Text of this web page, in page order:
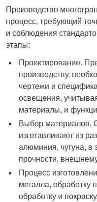
Производство
процесс, требующий
и соблюдения
этапы:
Проектирование.
производству,
чертежи и
освещения,
материалы, и
Выбор материалов.
изготавливают из
алюминия, чугуна, в
прочности,
Процесс
металла, обработку
обработку и покраску.